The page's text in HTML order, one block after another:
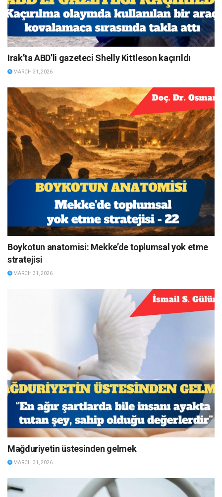
Irak’ta ABD’li gazeteci Shelly Kittleson kaçırıldı
MARCH 31, 2026
Boykotun anatomisi: Mekke’de toplumsal yok etme
stratejisi
MARCH 31, 2026
Mağduriyetin üstesinden gelmek
MARCH 31, 2026